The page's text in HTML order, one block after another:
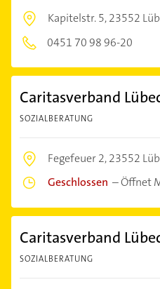
Kapitelstr. 5,23552
0451 70 98 96-20
Caritasverband
SOZIALBERATUNG
Fegefeuer 2,23552
Geschlossen –Öffnet
Caritasverband
SOZIALBERATUNG